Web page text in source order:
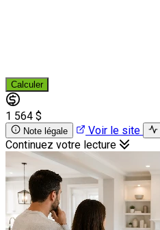
Calculer
1 564 $
Note légale Voir le site
Continuez votre lecture